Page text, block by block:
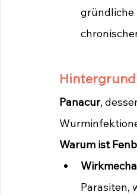
gründliche
Panacur,
Warum ist
Parasiten,